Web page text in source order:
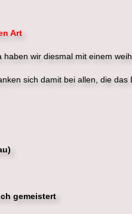
Art
wir diesmal mit einem
sich damit bei allen, die
gemeistert